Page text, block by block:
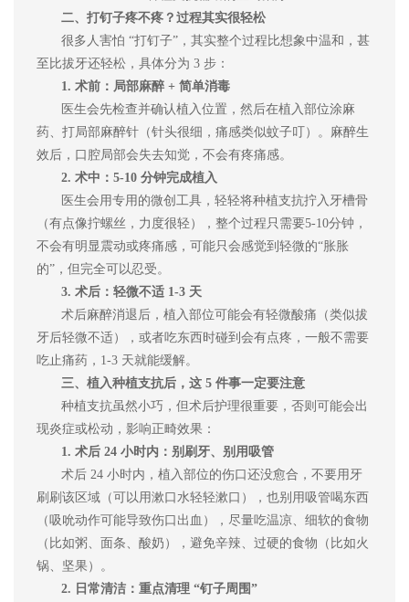
二、打钉子疼不疼？过程其实很轻松
很多人害怕 “打钉子”，其实整个过程比想象中温和，甚
至比拔牙还轻松，具体分为 3 步：
1. 术前：局部麻醉 + 简单消毒
医生会先检查并确认植入位置 ，然后在植入部位涂麻
药、打局部麻醉针（针头很细，痛感类似蚊子叮）。麻醉生
效后，口腔局部会失去知觉，不会有疼痛感。
2. 术中：5-10 分钟完成植入
医生会用专用的微创工具，轻轻将种植支抗拧入牙槽骨
（有点像拧螺丝，力度很轻），整个过程只需要5-10分钟，
不会有明显震动或疼痛感，可能只会感觉到轻微的“胀胀
的”，但完全可以忍受。
3. 术后：轻微不适 1-3 天
术后麻醉消退后，植入部位可能会有轻微酸痛（类似拔
牙后轻微不适），或者吃东西时碰到会有点疼，一般不需要
吃止痛药， 1-3 天就能缓解。
三、植入种植支抗后，这 5 件事一定要注意
种植支抗虽然小巧，但术后护理很重要，否则可能会出
现炎症或松动，影响正畸效果：
1. 术后 24 小时内：别刷牙、别用吸管
术后 24 小时内，植入部位的伤口还没愈合，不要用牙
刷刷该区域（可以用漱口水轻轻漱口），也别用吸管喝东西
（吸吮动作可能导致伤口出血），尽量吃温凉、细软的食物
（比如粥、面条、酸奶），避免辛辣、过硬的食物（比如火
锅、坚果）。
2. 日常清洁：重点清理 “钉子周围”